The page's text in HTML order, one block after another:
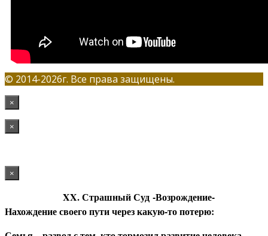
© 2014-2026г. Все права защищены.
×
×
×
XX. Страшный Суд -Возрождение-
Нахождение своего пути через какую-то потерю: